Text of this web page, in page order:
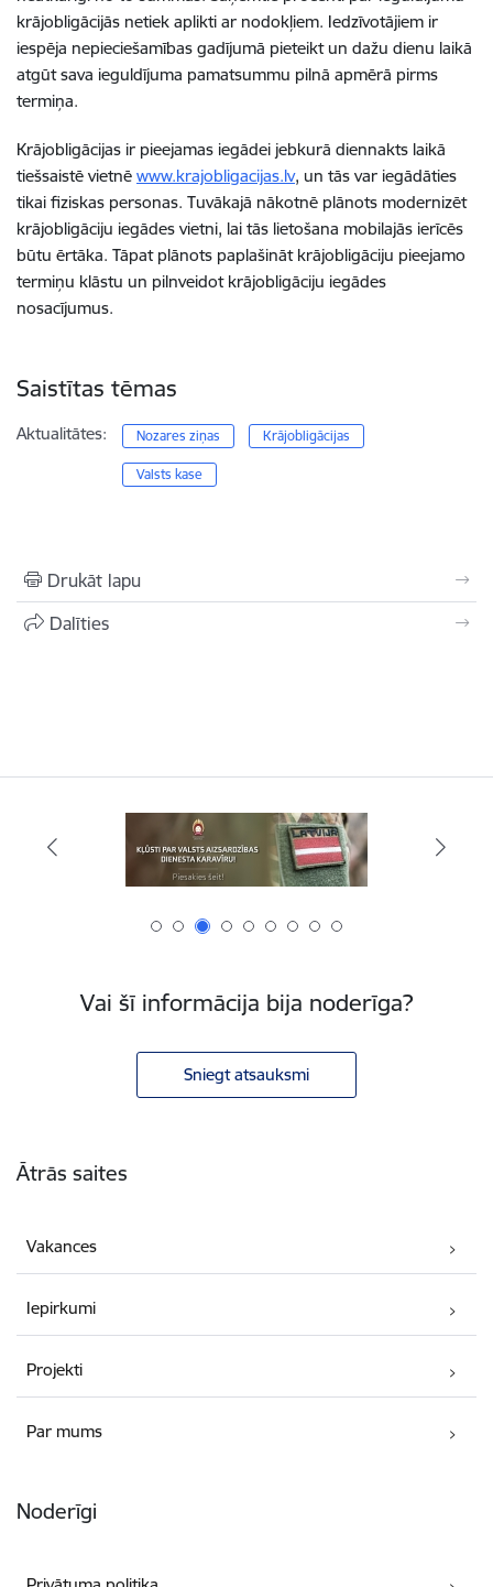
krājobligācijās netiek aplikti ar nodokļiem. Iedzīvotājiem ir
iespēja nepieciešamības gadījumā pieteikt un dažu dienu laikā
atgūt sava ieguldījuma pamatsummu pilnā apmērā pirms
termiņa.
Krājobligācijas ir pieejamas iegādei jebkurā diennakts laikā
tiešsaistē vietnē www.krajobligacijas.lv, un tās var iegādāties
tikai fiziskas personas. Tuvākajā nākotnē plānots modernizēt
krājobligāciju iegādes vietni, lai tās lietošana mobilajās ierīcēs
būtu ērtāka. Tāpat plānots paplašināt krājobligāciju pieejamo
termiņu klāstu un pilnveidot krājobligāciju iegādes
nosacījumus.
Saistītas tēmas
Aktualitātes: Nozares ziņas Krājobligācijas
Valsts kase
Drukāt lapu
Dalīties
Vai šī informācija bija noderīga?
Sniegt atsauksmi
Ātrās saites
Vakances
Iepirkumi
Projekti
Par mums
Noderīgi